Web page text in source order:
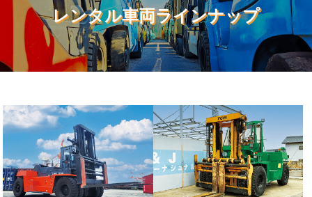
レンタル車両ラインナップ